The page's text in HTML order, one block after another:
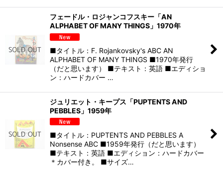
フェードル・ロジャンコフスキー「AN
ALPHABET OF MANY THINGS」1970年
■タイトル：F. Rojankovsky's ABC AN
ALPHABET OF MANY THINGS ■1970年発行
（だと思います） ■テキスト：英語 ■エディショ
ン：ハードカバー …
ジュリエット・キープス「PUPTENTS AND
PEBBLES」1959年
■タイトル：PUPTENTS AND PEBBLES A
Nonsense ABC ■1959年発行（だと思います）
■テキスト：英語 ■エディション：ハードカバー
＊カバー付き。 ■サイズ…